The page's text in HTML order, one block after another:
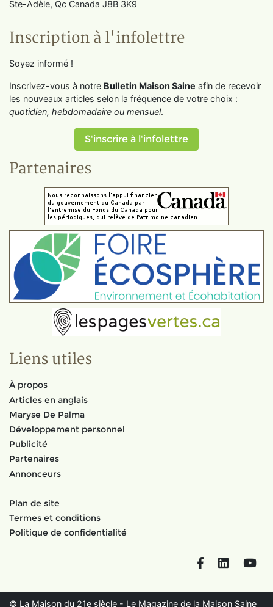
Ste-Adèle, Qc Canada J8B 3K9
Inscription à l'infolettre
Soyez informé !
Inscrivez-vous à notre Bulletin Maison Saine afin de recevoir
les nouveaux articles selon la fréquence de votre choix :
quotidien, hebdomadaire ou mensuel.
S'inscrire à l'infolettre
Partenaires
Liens utiles
À propos
Articles en anglais
Maryse De Palma
Développement personnel
Publicité
Partenaires
Annonceurs
Plan de site
Termes et conditions
Politique de confidentialité
FacebookLinkedIn
© La Maison du 21e siècle - Le Magazine de la Maison Saine